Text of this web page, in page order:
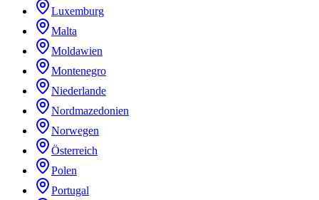
Luxemburg
Malta
Moldawien
Montenegro
Niederlande
Nordmazedonien
Norwegen
Österreich
Polen
Portugal